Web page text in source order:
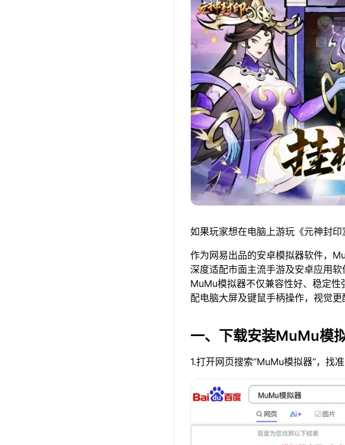
如果玩家想在电脑上游玩《元神封印
作为网易出品的安卓模拟器软件，
深度适配市面主流手游及安卓应用
MuMu模拟器不仅兼容性好、稳定
配电脑大屏及键鼠手柄操作，视觉更
一、下载安装MuMu模
1.打开网页搜索“MuMu模拟器”，找